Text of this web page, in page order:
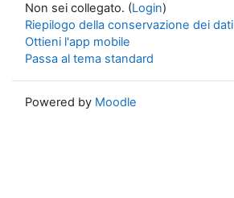
Non sei collegato. (Login)
Riepilogo della conservazione dei dati
Ottieni l'app mobile
Passa al tema standard
Powered by Moodle